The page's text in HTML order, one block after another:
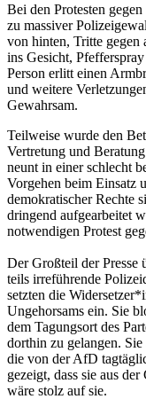
Bei den Protesten
zu massiver
von hinten, Tritte gegen
ins Gesicht,
Person erlitt einen
und weitere
Gewahrsam.
Teilweise wurde den
Vertretung und
neunt in einer schlecht
Vorgehen beim Einsatz
demokratischer Rechte
dringend aufgearbeitet
notwendigen Protest
Der Großteil der Presse
teils irreführende
setzten die
Ungehorsams ein. Sie
dem Tagungsort des
dorthin zu gelangen.
die von der AfD
gezeigt, dass sie aus
wäre stolz auf sie.